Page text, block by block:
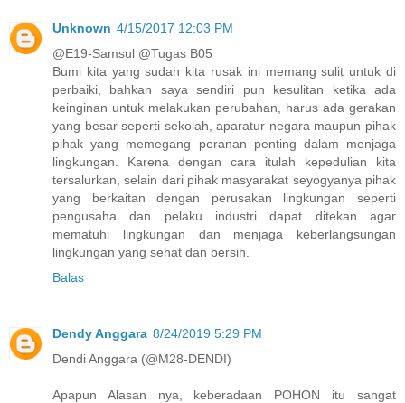
Unknown 4/15/2017 12:03 PM
@E19-Samsul @Tugas B05
Bumi kita yang sudah kita rusak ini memang sulit untuk di
perbaiki, bahkan saya sendiri pun kesulitan ketika ada
keinginan untuk melakukan perubahan, harus ada gerakan
yang besar seperti sekolah, aparatur negara maupun pihak
pihak yang memegang peranan penting dalam menjaga
lingkungan. Karena dengan cara itulah kepedulian kita
tersalurkan, selain dari pihak masyarakat seyogyanya pihak
yang berkaitan dengan perusakan lingkungan seperti
pengusaha dan pelaku industri dapat ditekan agar
mematuhi lingkungan dan menjaga keberlangsungan
lingkungan yang sehat dan bersih.
Balas
Dendy Anggara 8/24/2019 5:29 PM
Dendi Anggara (@M28-DENDI)
Apapun Alasan nya, keberadaan POHON itu sangat